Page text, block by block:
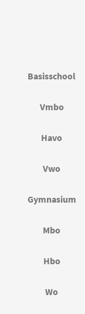
Basisschool
Vmbo
Havo
Vwo
Gymnasium
Mbo
Hbo
Wo